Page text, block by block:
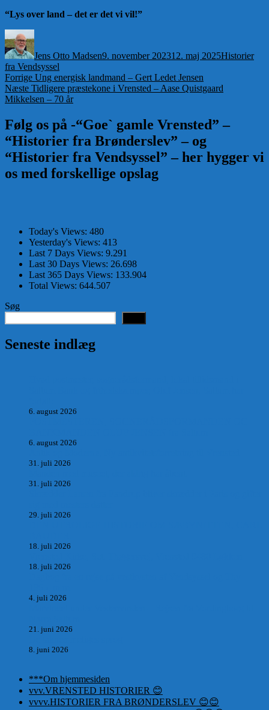
“Lys over land – det er det vi vil!”
Jens Otto Madsen9. november 202312. maj 2025Historier
fra Vendsyssel
Indlægsnavigation
Forrige Forrige
indlæg:
Ung energisk landmand – Gert Ledet Jensen
Næste Næste
indlæg:
Tidligere præstekone i Vrensted – Aase Quistgaard
Mikkelsen – 70 år
Følg os på -“Goe` gamle Vrensted” –
“Historier fra Brønderslev” – og
“Historier fra Vendsyssel” – her hygger vi
os med forskellige opslag
Today's Views: 480
Yesterday's Views: 413
Last 7 Days Views: 9.291
Last 30 Days Views: 26.698
Last 365 Days Views: 133.904
Total Views: 644.507
Søg
Seneste indlæg
6. august 2026
6. august 2026
31. juli 2026
31. juli 2026
29. juli 2026
18. juli 2026
18. juli 2026
4. juli 2026
21. juni 2026
8. juni 2026
***Om hjemmesiden
vvv.VRENSTED HISTORIER 😊
vvvv.HISTORIER FRA BRØNDERSLEV 😊😊